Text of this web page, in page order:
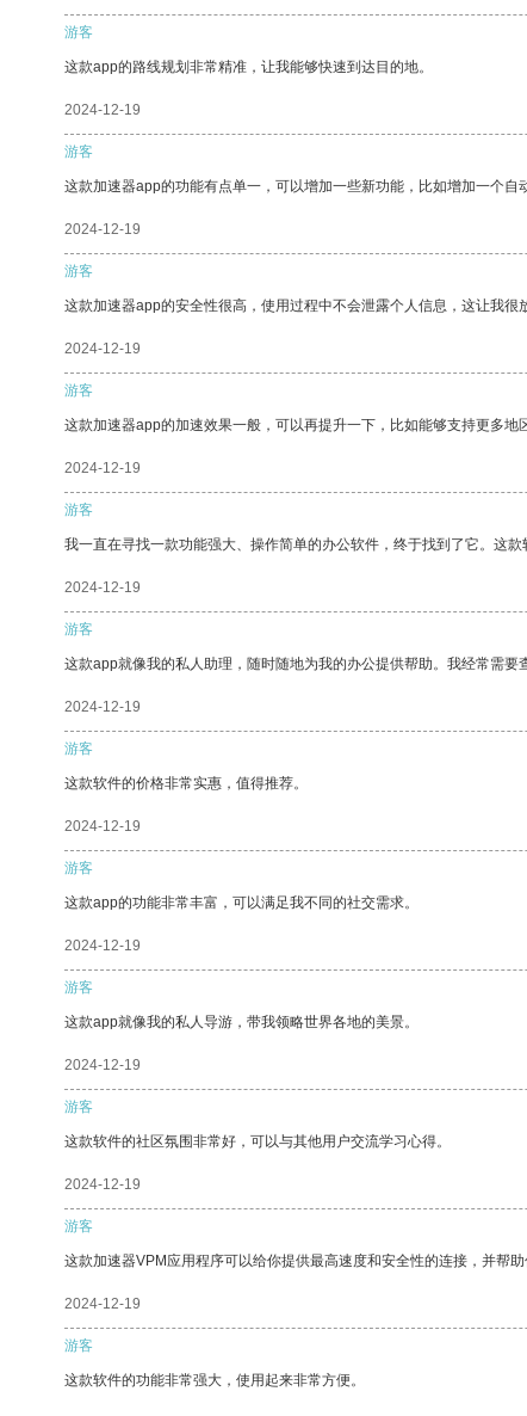
游客
这款app的路线规划非常精准，让我能够快速到达目的地。
2024-12-19
游客
这款加速器app的功能有点单一，可以增加一些新功能，比如增加一个自
2024-12-19
游客
这款加速器app的安全性很高，使用过程中不会泄露个人信息，这让我
2024-12-19
游客
这款加速器app的加速效果一般，可以再提升一下，比如能够支持更多地
2024-12-19
游客
我一直在寻找一款功能强大、操作简单的办公软件，终于找到了它。这
2024-12-19
游客
这款app就像我的私人助理，随时随地为我的办公提供帮助。我经常需
2024-12-19
游客
这款软件的价格非常实惠，值得推荐。
2024-12-19
游客
这款app的功能非常丰富，可以满足我不同的社交需求。
2024-12-19
游客
这款app就像我的私人导游，带我领略世界各地的美景。
2024-12-19
游客
这款软件的社区氛围非常好，可以与其他用户交流学习心得。
2024-12-19
游客
这款加速器VPM应用程序可以给你提供最高速度和安全性的连接，并帮助
2024-12-19
游客
这款软件的功能非常强大，使用起来非常方便。